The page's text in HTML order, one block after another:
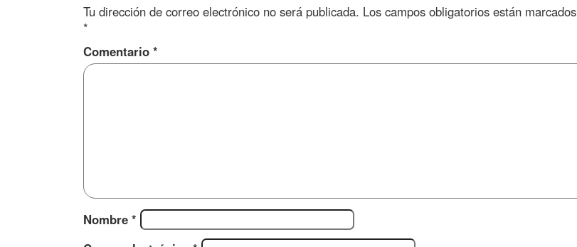
Tu dirección de correo electrónico no será publicada. Los campos obligatorios están
*
Comentario *
Nombre *